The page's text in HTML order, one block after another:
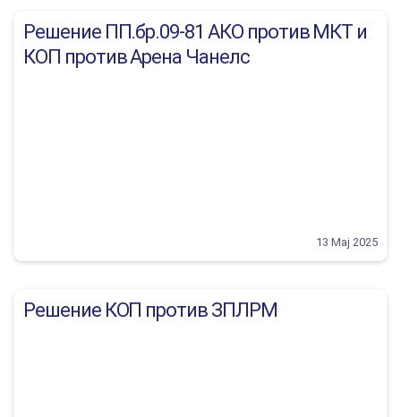
Решение ПП.бр.09-81 АКО против МКТ и
КОП против Арена Чанелс
13 Мај 2025
Решение КОП против ЗПЛРМ